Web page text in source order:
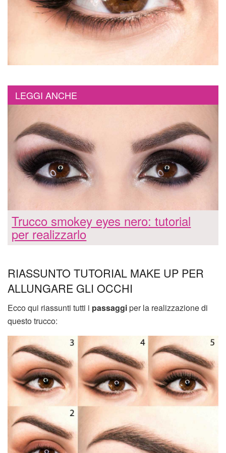
LEGGI ANCHE
Trucco smokey eyes nero: tutorial
per realizzarlo
RIASSUNTO TUTORIAL MAKE UP PER
ALLUNGARE GLI OCCHI
Ecco qui riassunti tutti i passaggiper la realizzazione di
questo trucco: